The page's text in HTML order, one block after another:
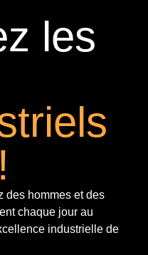
les
des hommes et des
chaque jour au
industrielle de